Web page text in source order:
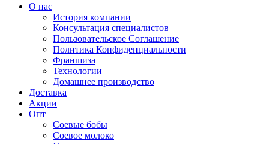
О нас
История компании
Консультация специалистов
Пользовательское Соглашение
Политика Конфиденциальности
Франшиза
Технологии
Домашнее производство
Доставка
Акции
Опт
Соевые бобы
Соевое молоко